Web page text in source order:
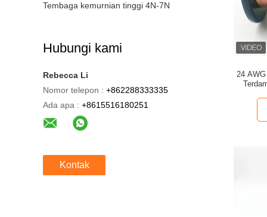
Tembaga kemurnian tinggi 4N-7N
Hubungi kami
Rebecca Li
Nomor telepon : +862288333335
Ada apa : +8615516180251
Kontak
24